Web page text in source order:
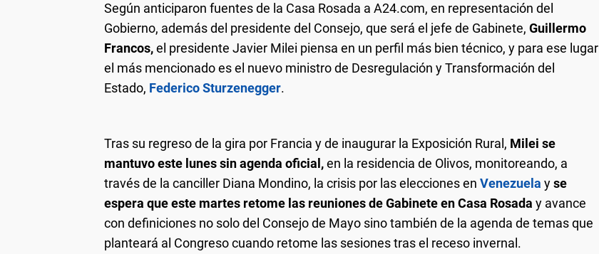
Según anticiparon fuentes de la Casa Rosada a A24.com, en representación del
Gobierno, además del presidente del Consejo, que será el jefe de Gabinete, Guillermo
Francos,el presidente Javier Milei piensa en un perfil más bien técnico, y para ese lugar
el más mencionado es el nuevo ministro de Desregulación y Transformación del
Estado, Federico Sturzenegger.
Tras su regreso de la gira por Francia y de inaugurar la Exposición Rural, Milei se
mantuvo este lunes sin agenda oficial,en la residencia de Olivos, monitoreando, a
través de la canciller Diana Mondino, la crisis por las elecciones en Venezuela yse
espera que este martes retome las reuniones de Gabinete en Casa Rosada y avance
con definiciones no solo del Consejo de Mayo sino también de la agenda de temas que
planteará al Congreso cuando retome las sesiones tras el receso invernal.